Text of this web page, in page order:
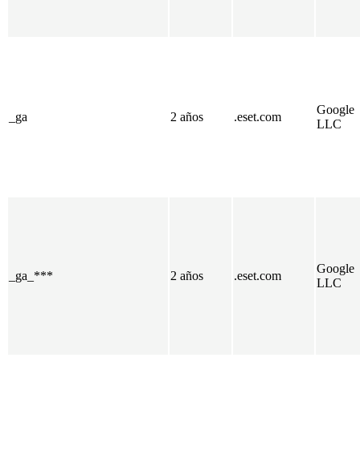
_ga 2 años .eset.com
Google
LLC
_ga_*** 2 años .eset.com
Google
LLC